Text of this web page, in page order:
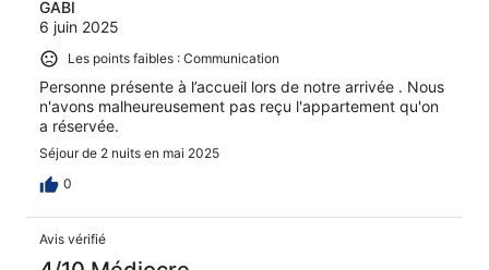
GABI
6 juin 2025
Les points faibles : Communication
Personne présente à l’accueil lors de notre arrivée . Nous
n'avons malheureusement pas reçu l'appartement qu'on
a réservée.
Séjour de 2 nuits en mai 2025
0
Avis vérifié